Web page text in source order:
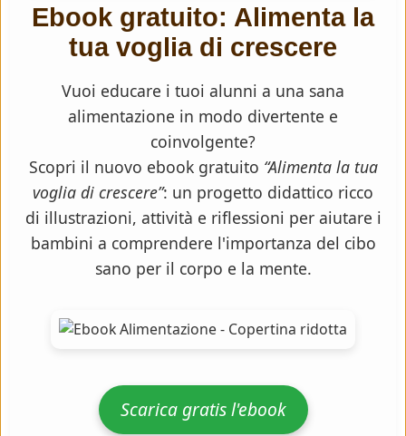
Ebook gratuito: Alimenta la
tua voglia di crescere
Vuoi educare i tuoi alunni a una sana
alimentazione in modo divertente e
coinvolgente?
Scopri il nuovo ebook gratuito “Alimenta la tua
voglia di crescere”: un progetto didattico ricco
di illustrazioni, attività e riflessioni per aiutare i
bambini a comprendere l'importanza del cibo
sano per il corpo e la mente.
Scarica gratis l'ebook